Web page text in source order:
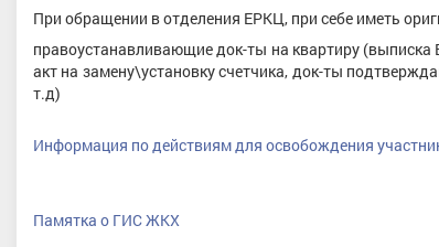
При обращении в отделения ЕРКЦ, при себе иметь
правоустанавливающие док-ты на квартиру (выписка
акт на замену\установку счетчика, док-ты
т.д)
Информация по действиям для освобождения
Памятка о ГИС ЖКХ